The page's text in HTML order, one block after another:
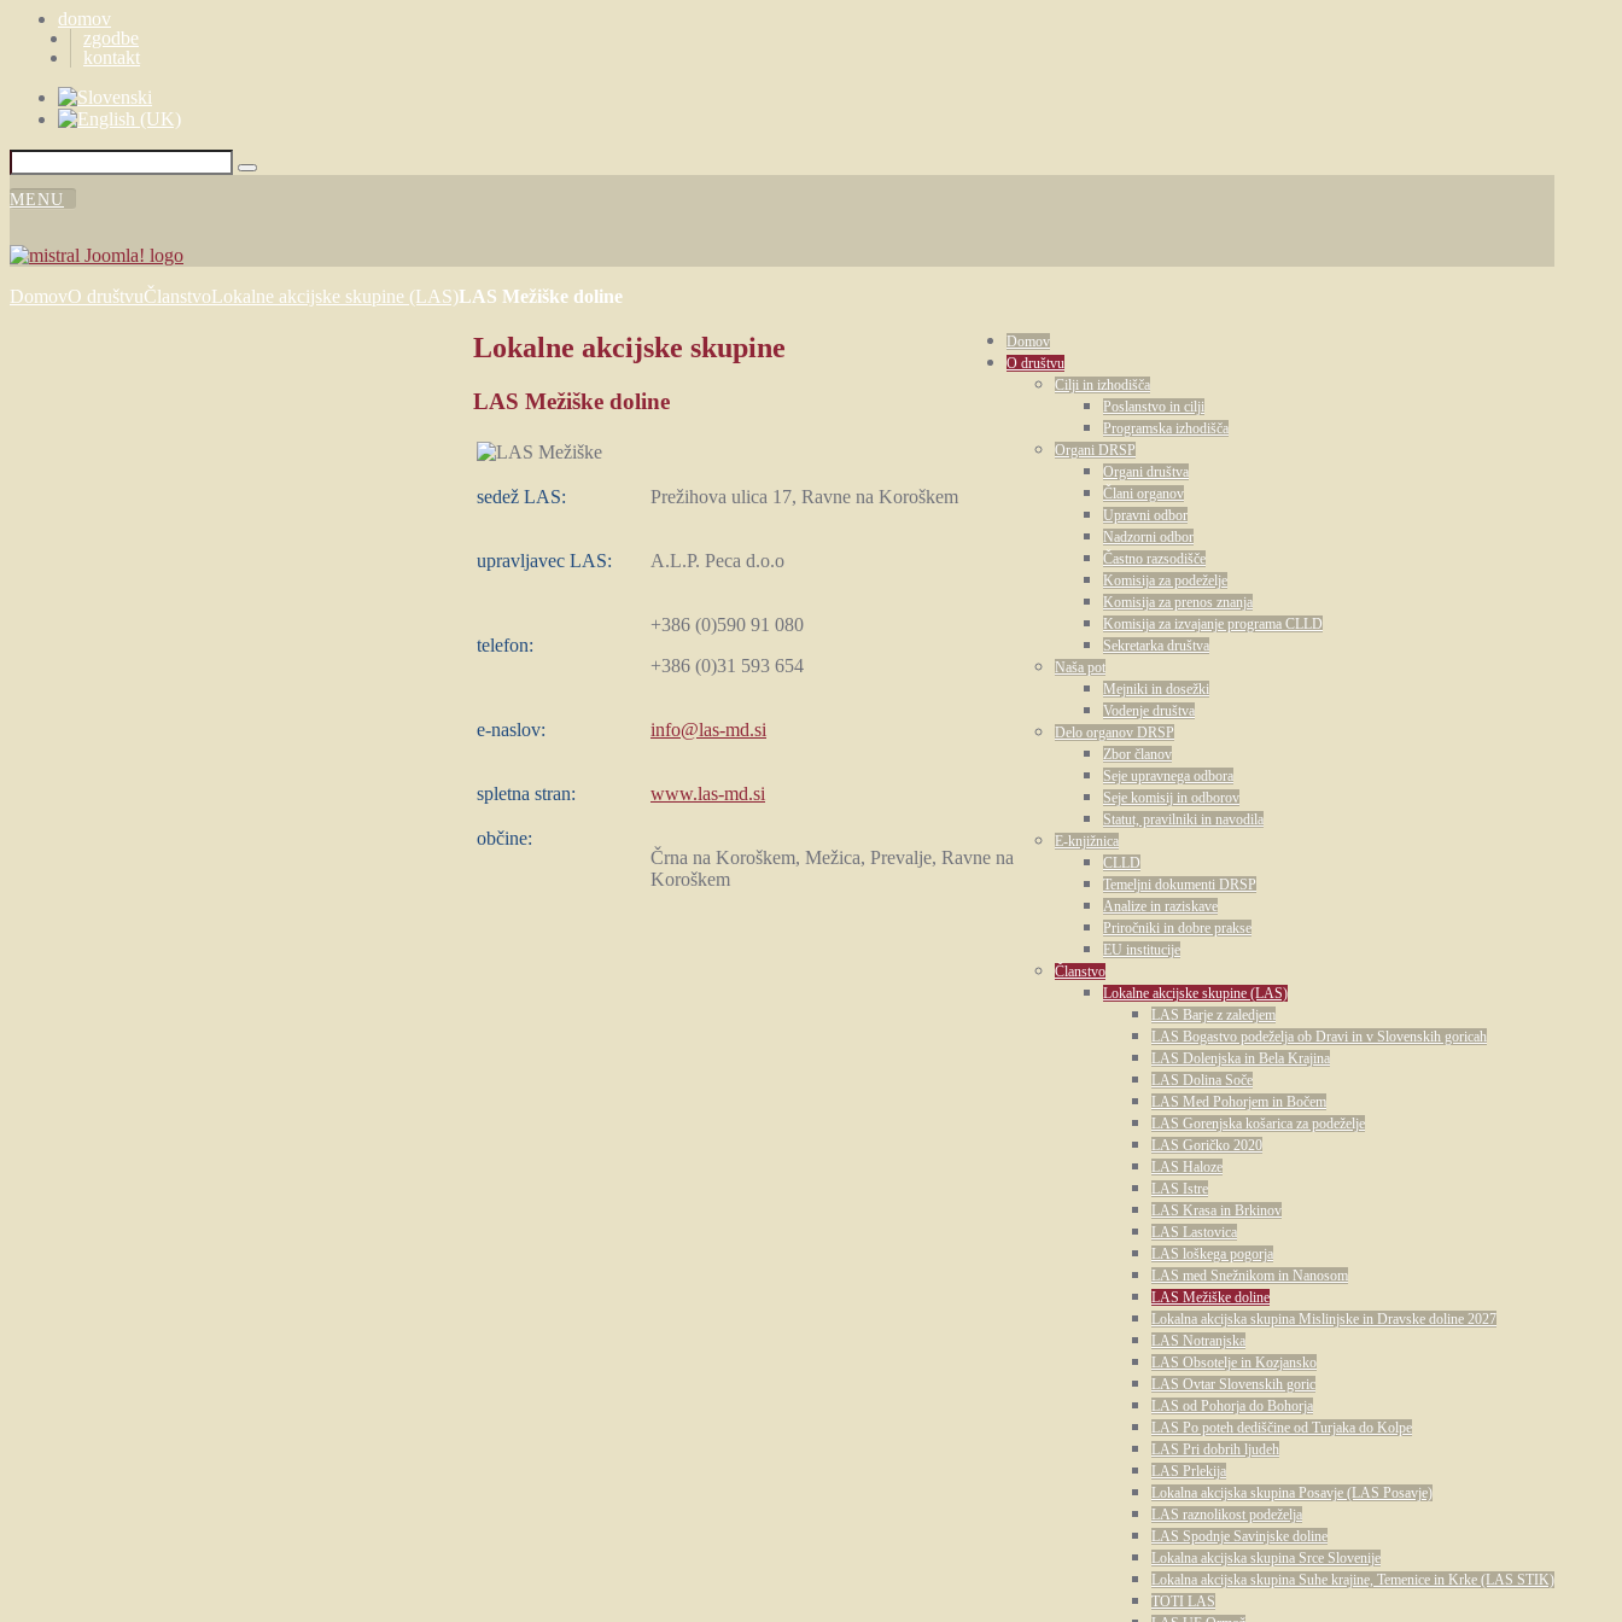
domov
zgodbe
kontakt
Domov
O društvu
Cilji in izhodišča
Poslanstvo in cilji
Programska izhodišča
Organi DRSP
Organi društva
Člani organov
Upravni odbor
Nadzorni odbor
Častno razsodišče
Komisija za podeželje
Komisija za prenos znanja
Komisija za izvajanje programa CLLD
Sekretarka društva
Naša pot
Mejniki in dosežki
Vodenje društva
Delo organov DRSP
Zbor članov
Seje upravnega odbora
Seje komisij in odborov
Statut, pravilniki in navodila
E-knjižnica
CLLD
Temeljni dokumenti DRSP
Analize in raziskave
Priročniki in dobre prakse
EU institucije
Članstvo
Lokalne akcijske skupine (LAS)
LAS Barje z zaledjem
LAS Bogastvo podeželja ob Dravi in v Slovenskih goricah
LAS Dolenjska in Bela Krajina
LAS Dolina Soče
LAS Med Pohorjem in Bočem
LAS Gorenjska košarica za podeželje
LAS Goričko 2020
LAS Haloze
LAS Istre
LAS Krasa in Brkinov
LAS Lastovica
LAS loškega pogorja
LAS med Snežnikom in Nanosom
LAS Mežiške doline
Lokalna akcijska skupina Mislinjske in Dravske doline 2027
LAS Notranjska
LAS Obsotelje in Kozjansko
LAS Ovtar Slovenskih goric
LAS od Pohorja do Bohorja
LAS Po poteh dediščine od Turjaka do Kolpe
LAS Pri dobrih ljudeh
LAS Prlekija
Lokalna akcijska skupina Posavje (LAS Posavje)
LAS raznolikost podeželja
LAS Spodnje Savinjske doline
Lokalna akcijska skupina Srce Slovenije
Lokalna akcijska skupina Suhe krajine, Temenice in Krke (LAS STIK)
TOTI LAS
DomovO društvuČlanstvoLokalne akcijske skupine (LAS)LAS Mežiške doline
Lokalne akcijske skupine
LAS Mežiške doline
sedež LAS: Prežihova ulica 17, Ravne na Koroškem
upravljavec LAS: A.L.P. Peca d.o.o
telefon:
+386 (0)590 91 080
+386 (0)31 593 654
e-naslov: info@las-md.si
spletna stran: www.las-md.si
občine:
Črna na Koroškem, Mežica, Prevalje, Ravne na
Koroškem